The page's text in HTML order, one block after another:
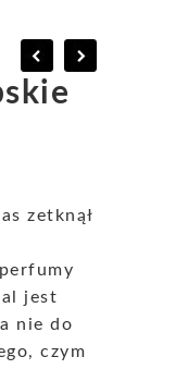
zetknął
jest
nie do
czym